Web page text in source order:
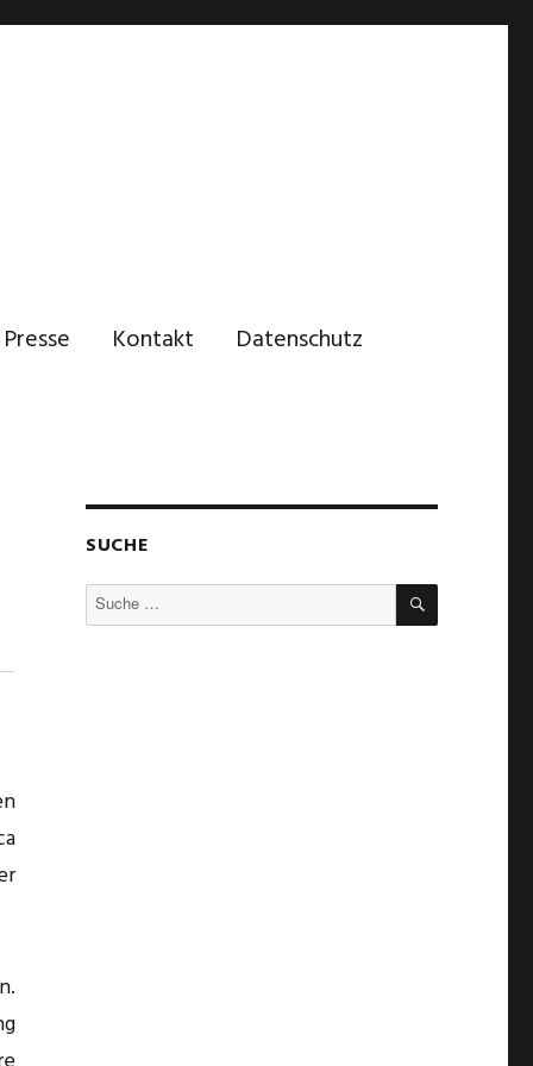
Presse Kontakt Datenschutz
SUCHE
Suche
nach:
SUCHE